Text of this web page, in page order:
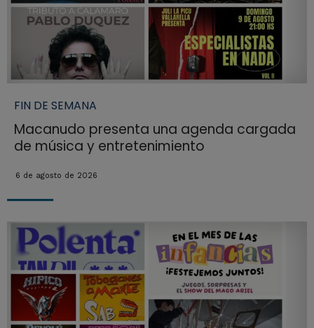
FIN DE SEMANA
Macanudo presenta una agenda cargada
de música y entretenimiento
6 de agosto de 2026